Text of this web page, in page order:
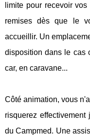
limite pour recevoir
remises dès que le
accueillir. Un
disposition dans le cas
car, en caravane...
Côté animation, vous
risquerez
du Campmed. Une